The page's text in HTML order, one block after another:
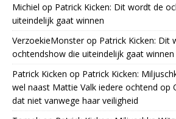
Michiel op Patrick Kicken: Dit wordt de
uiteindelijk gaat winnen
VerzoekieMonsterop Patrick Kicken: Dit
ochtendshow die uiteindelijk gaat winnen
Patrick Kicken op Patrick Kicken:
wel naast Mattie Valk iedere ochtend op
dat niet vanwege haar veiligheid